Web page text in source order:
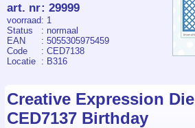
art. nr: 29999
voorraad: 1
Status
: normaal
EAN
: 5055305975459
Code
: CED7138
Locatie : B316
Creative Expression Die
CED7137 Birthday